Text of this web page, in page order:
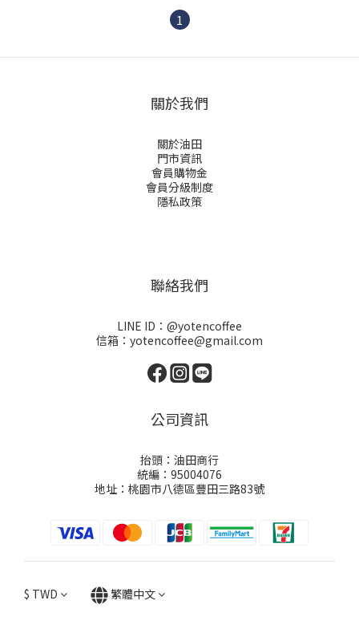
1
關於我們
關於油田
門市資訊
會員購物金
會員分級制度
隱私政策
聯絡我們
LINE ID：@yotencoffee
信箱：yotencoffee@gmail.com
公司資訊
抬頭：油田商行
統編：95004076
地址：桃園市八德區豐田三路83號
$ TWD 繁體中文